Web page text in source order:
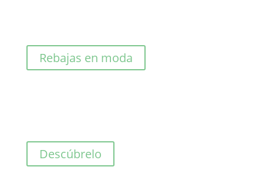
81,00€.40,50€.
Rebajas en moda
Descúbrelo